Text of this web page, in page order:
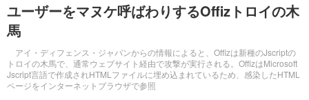
ユーザーをマヌケ呼ばわりするOffizトロイの木
馬
アイ・ディフェンス・ジャパンからの情報によると、Offizは新種のJscriptの
トロイの木馬で、通常ウェブサイト経由で攻撃が実行される。OffizはMicrosoft
Jscript言語で作成されHTMLファイルに埋め込まれているため、感染したHTML
ページをインターネットブラウザで参照